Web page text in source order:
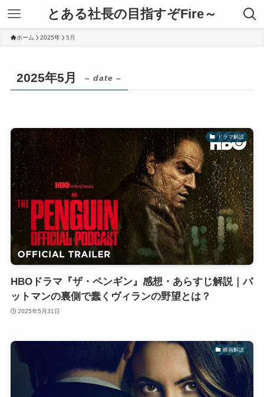
とある社長の目指すぞFire～
ホーム 2025年 5月
2025年5月 – date –
ドラマ解説
HBOドラマ『ザ・ペンギン』感想・あらすじ解説｜バ
ットマンの裏側で蠢くヴィランの野望とは？
2025年5月31日
映画解説